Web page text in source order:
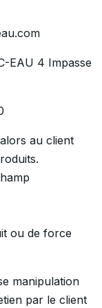
EAU 4 Impasse
au client
ou de force
manipulation
par le client